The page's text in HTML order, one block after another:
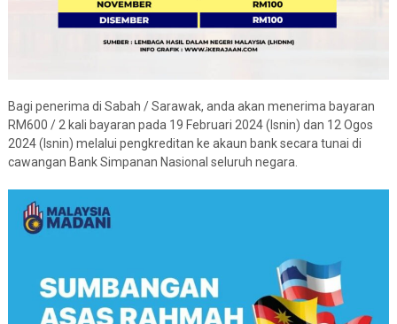
Bagi penerima di Sabah / Sarawak, anda akan menerima bayaran
RM600 / 2 kali bayaran pada 19 Februari 2024 (Isnin) dan 12 Ogos
2024 (Isnin) melalui pengkreditan ke akaun bank secara tunai di
cawangan Bank Simpanan Nasional seluruh negara.